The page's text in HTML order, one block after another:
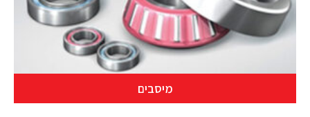
מיסבים